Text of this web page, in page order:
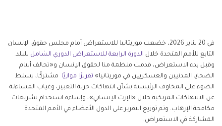
في 20 يناير 2026، خضعت موريتانيا للاستعراض أمام مجلس حقوق الإنسان
التابع للأمم المتحدة خلال الدورة الرابعة للاستعراض الدوري الشامل للبلد.
وقبل بدء الاستعراض، قدمت منظمة منا لحقوق الإنسان و«تحالف أيتام
الضحايا المدنيين والعسكريين في موريتانيا» تقريرًا موازيًا مشتركًا، يسلط
الضوء على المخاوف الرئيسية بشأن انتهاكات حرية التعبير، وغياب المساءلة
عن الانتهاكات المرتكبة خلال «الإرث الإنساني»، وإساءة استخدام تشريعات
مكافحة الإرهاب. وتم توزيع التقرير على الدول الأعضاء في الأمم المتحدة
المشاركة في الاستعراض.